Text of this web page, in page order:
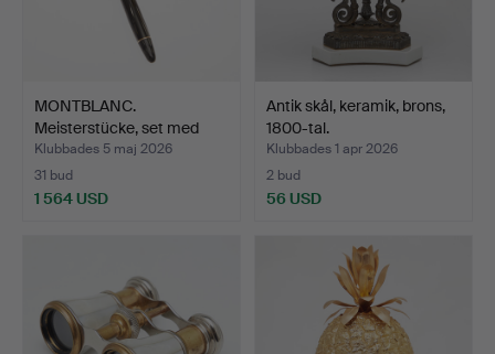
MONTBLANC.
Meisterstücke, set med
reservoa…
Klubbades 5 maj 2026
31 bud
1 564 USD
Antik skål, keramik, brons,
1800-tal.
Klubbades 1 apr 2026
2 bud
56 USD